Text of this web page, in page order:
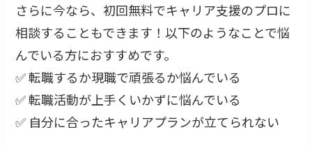
さらに今なら、初回無料でキャリア支援のプロに
相談することもできます！以下のようなことで悩
んでいる方におすすめです。
✅ 転職するか現職で頑張るか悩んでいる
✅ 転職活動が上手くいかずに悩んでいる
✅ 自分に合ったキャリアプランが立てられない